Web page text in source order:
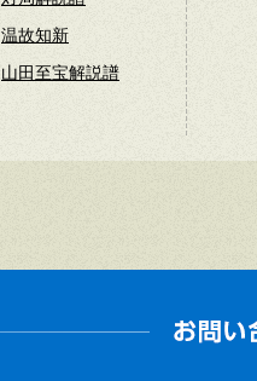
温故知新
山田至宝解説譜